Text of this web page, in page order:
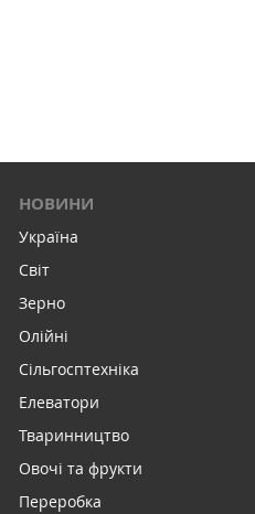
НОВИНИ
Україна
Світ
Зерно
Олійні
Сільгосптехніка
Елеватори
Тваринництво
Овочі та фрукти
Переробка